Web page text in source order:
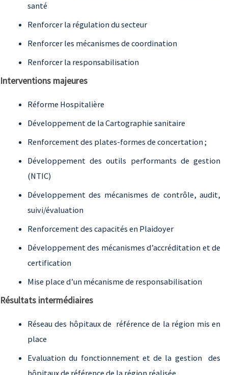
santé
Renforcer la régulation du secteur
Renforcer les mécanismes de coordination
Renforcer la responsabilisation
Interventions majeures
Réforme Hospitalière
Développement de la Cartographie sanitaire
Renforcement des plates-formes de concertation ;
Développement des outils performants de gestion
(NTIC)
Développement des mécanismes de contrôle, audit,
suivi/évaluation
Renforcement des capacités en Plaidoyer
Développement des mécanismes d’accréditation et de
certification
Mise place d’un mécanisme de responsabilisation
Résultats intermédiaires
Réseau des hôpitaux de référence de la région mis en
place
Evaluation du fonctionnement et de la gestion des